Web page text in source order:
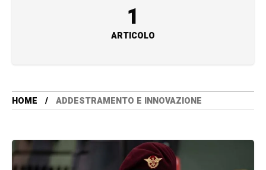
1
ARTICOLO
HOME ADDESTRAMENTO E INNOVAZIONE